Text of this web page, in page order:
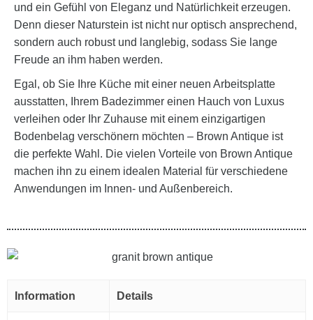
und ein Gefühl von Eleganz und Natürlichkeit erzeugen.
Denn dieser Naturstein ist nicht nur optisch ansprechend,
sondern auch robust und langlebig, sodass Sie lange
Freude an ihm haben werden.
Egal, ob Sie Ihre Küche mit einer neuen Arbeitsplatte
ausstatten, Ihrem Badezimmer einen Hauch von Luxus
verleihen oder Ihr Zuhause mit einem einzigartigen
Bodenbelag verschönern möchten – Brown Antique ist
die perfekte Wahl. Die vielen Vorteile von Brown Antique
machen ihn zu einem idealen Material für verschiedene
Anwendungen im Innen- und Außenbereich.
Information Details